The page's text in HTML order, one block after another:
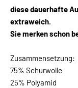
diese dauerhafte
extraweich.
Sie merken schon
Zusammensetzung:
75% Schurwolle
25% Polyamid